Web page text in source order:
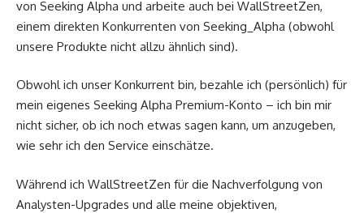
von Seeking Alpha und arbeite auch bei WallStreetZen,
einem direkten Konkurrenten von Seeking_Alpha (obwohl
unsere Produkte nicht allzu ähnlich sind).
Obwohl ich unser Konkurrent bin, bezahle ich (persönlich) für
mein eigenes Seeking Alpha Premium-Konto – ich bin mir
nicht sicher, ob ich noch etwas sagen kann, um anzugeben,
wie sehr ich den Service einschätze.
Während ich WallStreetZen für die Nachverfolgung von
Analysten-Upgrades und alle meine objektiven,